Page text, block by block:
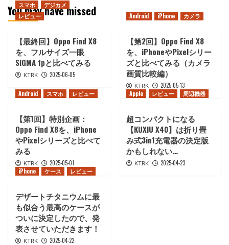
You may have missed
スマホ
デジカメ
レビュー
【最終回】Oppo Find X8
を、フルサイズ一眼
SIGMA fpと比べてみる
KTRK 2025-06-05
Android iPhone カメラ
【第2回】Oppo Find X8
を、iPhoneやPixelシリー
ズと比べてみる（カメラ
画質比較編）
KTRK
2025-05-13
Android
スマホ レビュー
【第1回】特別企画：
Oppo Find X8を、iPhone
やPixelシリーズと比べて
みる
KTRK 2025-05-01
Apple レビュー 周辺機器
超コンパクトになる
【KUXIU X40】は折り畳
み式3in1充電器の決定版
かもしれない…
KTRK
2025-04-23
iPhone
ケース レビュー
デザートチタニウムに最
も似合う最高のケースが
ついに決定したので、発
表させていただきます！
KTRK 2025-04-22